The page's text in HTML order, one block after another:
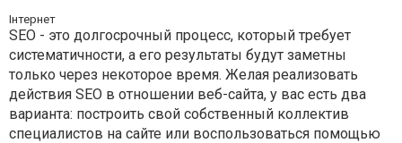
Інтернет
SEO - это долгосрочный процесс, который требует
систематичности, а его результаты будут заметны
только через некоторое время. Желая реализовать
действия SEO в отношении веб-сайта, у вас есть два
варианта: построить свой собственный коллектив
специалистов на сайте или воспользоваться помощью